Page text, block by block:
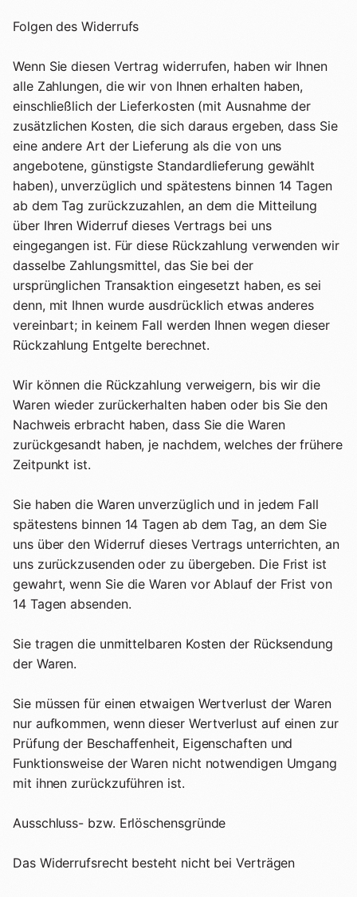
Folgen des Widerrufs
Wenn Sie diesen Vertrag widerrufen, haben wir Ihnen
alle Zahlungen, die wir von Ihnen erhalten haben,
einschließlich der Lieferkosten (mit Ausnahme der
zusätzlichen Kosten, die sich daraus ergeben, dass Sie
eine andere Art der Lieferung als die von uns
angebotene, günstigste Standardlieferung gewählt
haben), unverzüglich und spätestens binnen 14 Tagen
ab dem Tag zurückzuzahlen, an dem die Mitteilung
über Ihren Widerruf dieses Vertrags bei uns
eingegangen ist. Für diese Rückzahlung verwenden wir
dasselbe Zahlungsmittel, das Sie bei der
ursprünglichen Transaktion eingesetzt haben, es sei
denn, mit Ihnen wurde ausdrücklich etwas anderes
vereinbart; in keinem Fall werden Ihnen wegen dieser
Rückzahlung Entgelte berechnet.
Wir können die Rückzahlung verweigern, bis wir die
Waren wieder zurückerhalten haben oder bis Sie den
Nachweis erbracht haben, dass Sie die Waren
zurückgesandt haben, je nachdem, welches der frühere
Zeitpunkt ist.
Sie haben die Waren unverzüglich und in jedem Fall
spätestens binnen 14 Tagen ab dem Tag, an dem Sie
uns über den Widerruf dieses Vertrags unterrichten, an
uns zurückzusenden oder zu übergeben. Die Frist ist
gewahrt, wenn Sie die Waren vor Ablauf der Frist von
14 Tagen absenden.
Sie tragen die unmittelbaren Kosten der Rücksendung
der Waren.
Sie müssen für einen etwaigen Wertverlust der Waren
nur aufkommen, wenn dieser Wertverlust auf einen zur
Prüfung der Beschaffenheit, Eigenschaften und
Funktionsweise der Waren nicht notwendigen Umgang
mit ihnen zurückzuführen ist.
Ausschluss- bzw. Erlöschensgründe
Das Widerrufsrecht besteht nicht bei Verträgen